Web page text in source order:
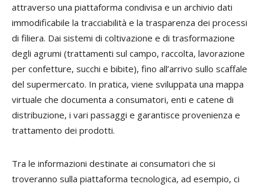
attraverso una piattaforma condivisa e un archivio dati
immodificabile la tracciabilità e la trasparenza dei processi
di filiera. Dai sistemi di coltivazione e di trasformazione
degli agrumi (trattamenti sul campo, raccolta, lavorazione
per confetture, succhi e bibite), fino all’arrivo sullo scaffale
del supermercato. In pratica, viene sviluppata una mappa
virtuale che documenta a consumatori, enti e catene di
distribuzione, i vari passaggi e garantisce provenienza e
trattamento dei prodotti.
Tra le informazioni destinate ai consumatori che si
troveranno sulla piattaforma tecnologica, ad esempio, ci